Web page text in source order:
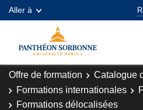
Aller à
Offre de formation
Catalogue
Formations internationales
Formations délocalisées